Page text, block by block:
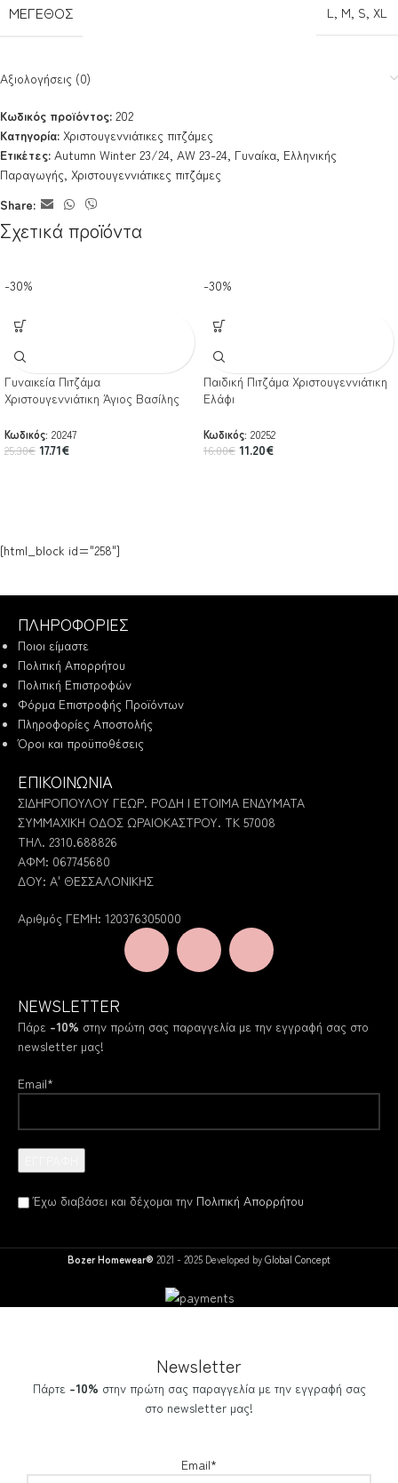
ΜΈΓΕΘΟΣ L , M, S, XL
Αξιολογήσεις (0)
Κωδικός προϊόντος: 202
Κατηγορία: Χριστουγεννιάτικες πιτζάμες
Ετικέτες: Autumn Winter 23/24, AW 23-24, Γυναίκα, Ελληνικής
Παραγωγής, Χριστουγεννιάτικες πιτζάμες
Share:
Σχετικά προϊόντα
-30%
Γυναικεία Πιτζάμα
Χριστουγεννιάτικη Άγιος Βασίλης
Κωδικός: 20247
25.30€ 17.71€
-30%
Παιδική Πιτζάμα Χριστουγεννιάτικη
Ελάφι
Κωδικός: 20252
16.00€ 11.20€
[html_block id="258"]
ΠΛΗΡΟΦΟΡΙΕΣ
Ποιοι είμαστε
Πολιτική Απορρήτου
Πολιτική Επιστροφών
Φόρμα Επιστροφής Προϊόντων
Πληροφορίες Αποστολής
Όροι και προϋποθέσεις
ΕΠΙΚΟΙΝΩΝΙΑ
ΣΙΔΗΡΟΠΟΥΛΟΥ ΓΕΩΡ. ΡΟΔΗ | ΕΤΟΙΜΑ ΕΝΔΥΜΑΤΑ
ΣΥΜΜΑΧΙΚΗ ΟΔΟΣ ΩΡΑΙΟΚΑΣΤΡΟΥ. ΤΚ 57008
ΤΗΛ. 2310.688826
ΑΦΜ: 067745680
ΔΟΥ: Α' ΘΕΣΣΑΛΟΝΙΚΗΣ
Αριθμός ΓΕΜΗ: 120376305000
NEWSLETTER
Πάρε -10% στην πρώτη σας παραγγελία με την εγγραφή σας στο
newsletter μας!
Email*
Έχω διαβάσει και δέχομαι την Πολιτική Απορρήτου
Bozer Homewear® 2021 - 2025 Developed byGlobal Concept
Newsletter
Πάρτε -10% στην πρώτη σας παραγγελία με την εγγραφή σας
στο newsletter μας!
Email*